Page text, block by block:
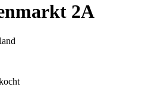
2A